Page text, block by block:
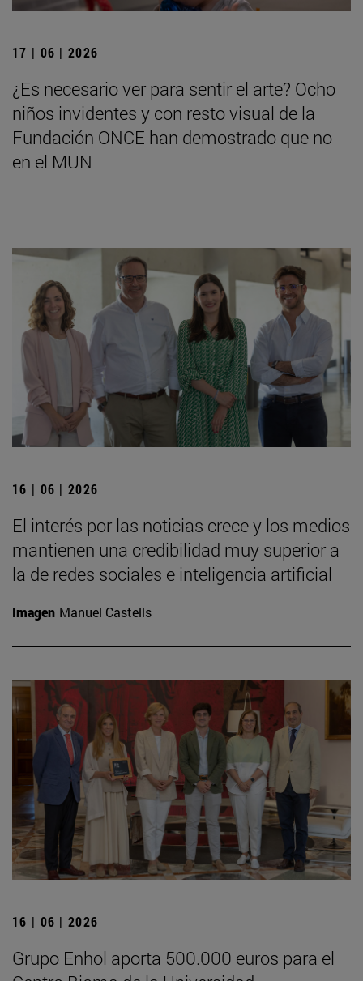
17 | 06 | 2026
¿Es necesario ver para sentir el arte? Ocho
niños invidentes y con resto visual de la
Fundación ONCE han demostrado que no
en el MUN
16 | 06 | 2026
El interés por las noticias crece y los medios
mantienen una credibilidad muy superior a
la de redes sociales e inteligencia artificial
Imagen Manuel Castells
16 | 06 | 2026
Grupo Enhol aporta 500.000 euros para el